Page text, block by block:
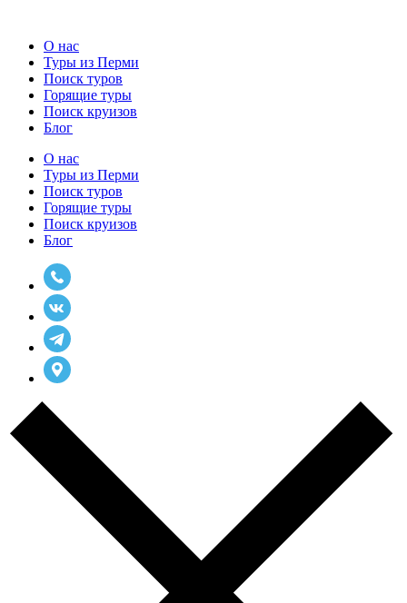
О нас
Туры из Перми
Поиск туров
Горящие туры
Поиск круизов
Блог
О нас
Туры из Перми
Поиск туров
Горящие туры
Поиск круизов
Блог